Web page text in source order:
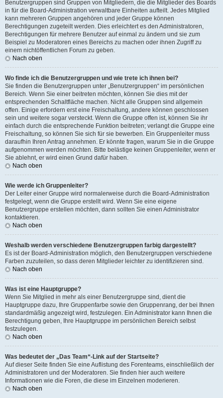
Benutzergruppen sind Gruppen von Mitgliedern, die die Mitglieder des Boards
in für die Board-Administration verwaltbare Einheiten aufteilt. Jedes Mitglied
kann mehreren Gruppen angehören und jeder Gruppe können
Berechtigungen zugeteilt werden. Dies erleichtert es den Administratoren,
Berechtigungen für mehrere Benutzer auf einmal zu ändern und sie zum
Beispiel zu Moderatoren eines Bereichs zu machen oder ihnen Zugriff zu
einem nichtöffentlichen Forum zu geben.
Nach oben
Wo finde ich die Benutzergruppen und wie trete ich ihnen bei?
Sie finden die Benutzergruppen unter „Benutzergruppen“ im persönlichen
Bereich. Wenn Sie einer beitreten möchten, können Sie dies mit der
entsprechenden Schaltfläche machen. Nicht alle Gruppen sind allgemein
offen. Einige erfordern erst eine Freischaltung, andere können geschlossen
sein und weitere sogar versteckt. Wenn die Gruppe offen ist, können Sie ihr
einfach durch die entsprechende Funktion beitreten; verlangt die Gruppe eine
Freischaltung, so können Sie sich für sie bewerben. Ein Gruppenleiter muss
daraufhin Ihren Antrag annehmen. Er könnte fragen, warum Sie in die Gruppe
aufgenommen werden möchten. Bitte belästige keinen Gruppenleiter, wenn er
Sie ablehnt, er wird einen Grund dafür haben.
Nach oben
Wie werde ich Gruppenleiter?
Der Leiter einer Gruppe wird normalerweise durch die Board-Administration
festgelegt, wenn die Gruppe erstellt wird. Wenn Sie eine eigene
Benutzergruppe erstellen möchten, dann sollten Sie einen Administrator
kontaktieren.
Nach oben
Weshalb werden verschiedene Benutzergruppen farbig dargestellt?
Es ist der Board-Administration möglich, den Benutzergruppen verschiedene
Farben zuzuteilen, so dass deren Mitglieder leichter zu identifizieren sind.
Nach oben
Was ist eine Hauptgruppe?
Wenn Sie Mitglied in mehr als einer Benutzergruppe sind, dient die
Hauptgruppe dazu, Ihre Gruppenfarbe sowie den Gruppenrang, der bei Ihnen
standardmäßig angezeigt wird, festzulegen. Ein Administrator kann Ihnen die
Berechtigung geben, Ihre Hauptgruppe im persönlichen Bereich selbst
festzulegen.
Nach oben
Was bedeutet der „Das Team“-Link auf der Startseite?
Auf dieser Seite finden Sie eine Auflistung des Forenteams, einschließlich der
Administratoren und der Moderatoren. Sie finden hier auch weitere
Informationen wie die Foren, die diese im Einzelnen moderieren.
Nach oben